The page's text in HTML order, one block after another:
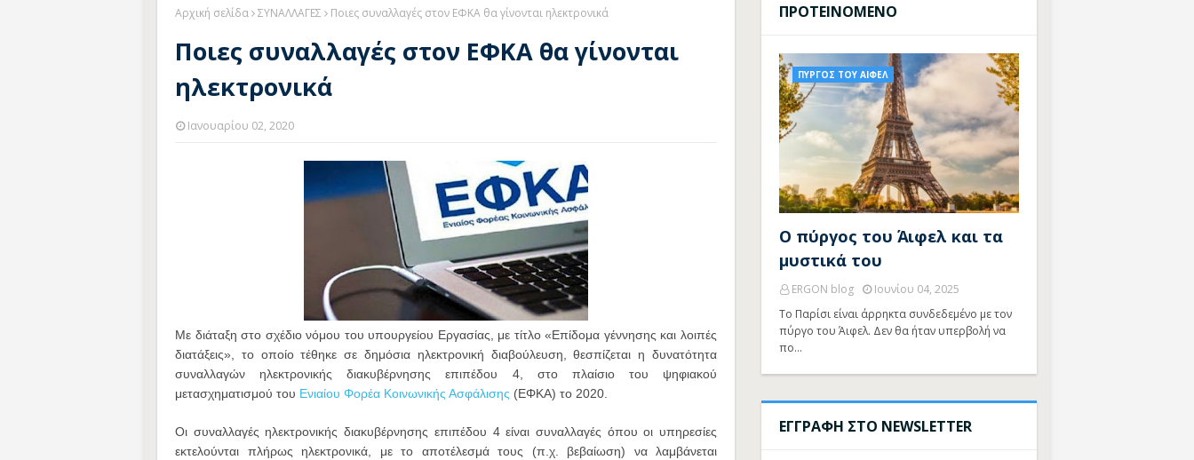
Αρχική σελίδα ΣΥΝΑΛΛΑΓΕΣ Ποιες συναλλαγές στον ΕΦΚΑ θα γίνονται ηλεκτρονικά
Ποιες συναλλαγές στον ΕΦΚΑ θα γίνονται
ηλεκτρονικά
Ιανουαρίου 02, 2020
Με διάταξη στο σχέδιο νόμου του υπουργείου Εργασίας, με τίτλο «Επίδομα γέννησης και λοιπές
διατάξεις», το οποίο τέθηκε σε δημόσια ηλεκτρονική διαβούλευση, θεσπίζεται η δυνατότητα
συναλλαγών ηλεκτρονικής διακυβέρνησης επιπέδου 4, στο πλαίσιο του ψηφιακού
μετασχηματισμού του Ενιαίου Φορέα Κοινωνικής Ασφάλισης (ΕΦΚΑ) το 2020.
Οι συναλλαγές ηλεκτρονικής διακυβέρνησης επιπέδου 4 είναι συναλλαγές όπου οι υπηρεσίες
εκτελούνται πλήρως ηλεκτρονικά, με το αποτέλεσμά τους (π.χ. βεβαίωση) να λαμβάνεται
ΠΡΟΤΕΙΝΟΜΕΝΟ
ΠΥΡΓΟΣ ΤΟΥ ΑΙΦΕΛ
Ο πύργος του Άιφελ και τα
μυστικά του
ERGON blog
Ιουνίου 04, 2025
Το Παρίσι είναι άρρηκτα συνδεδεμένο με τον
πύργο του Άιφελ. Δεν θα ήταν υπερβολή να
πο…
ΕΓΓΡΑΦΗ ΣΤΟ NEWSLETTER